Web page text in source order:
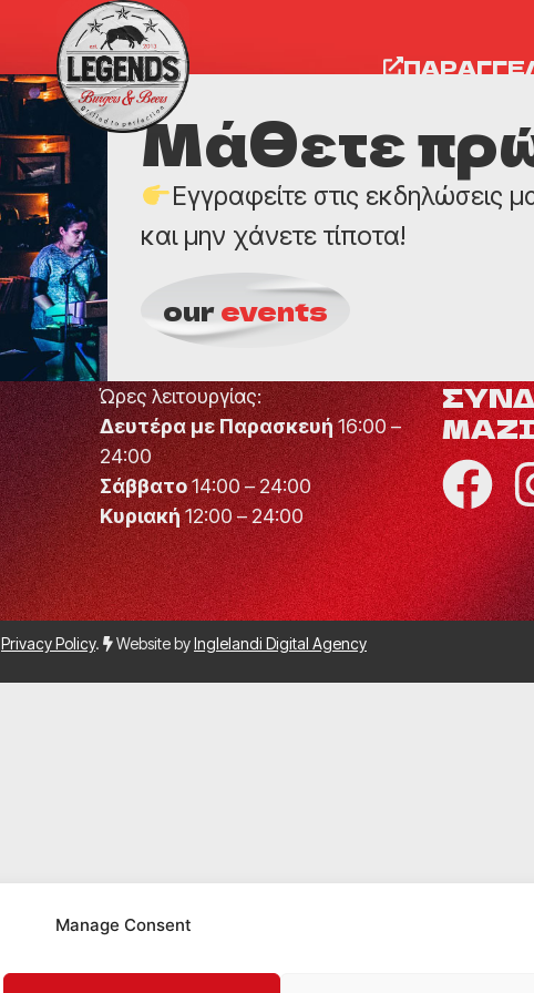
Manage Consent
Μάθετε
Εγγραφείτε στις εκδηλώσεις
και μην χάνετε τίποτα!
ourevents
Ώρες λειτουργίας:
Δευτέρα με Παρασκευή16:00 –
24:00
Σάββατο14:00 – 24:00
Κυριακή12:00 – 24:00
Privacy Policy. Website byInglelandi Digital Agency